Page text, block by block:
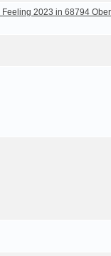
2023 in 68794